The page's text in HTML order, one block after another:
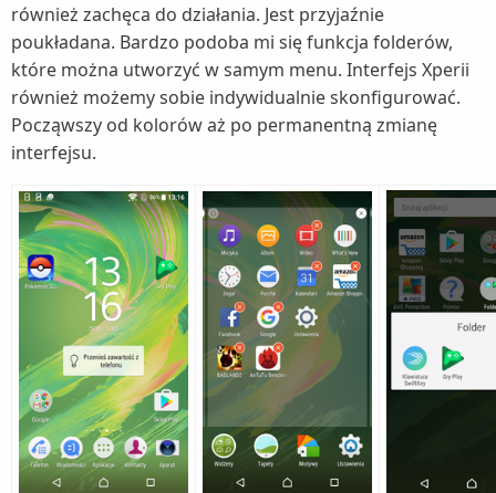
również zachęca do działania. Jest przyjaźnie
poukładana. Bardzo podoba mi się funkcja folderów,
które można utworzyć w samym menu. Interfejs Xperii
również możemy sobie indywidualnie skonfigurować.
Począwszy od kolorów aż po permanentną zmianę
interfejsu.